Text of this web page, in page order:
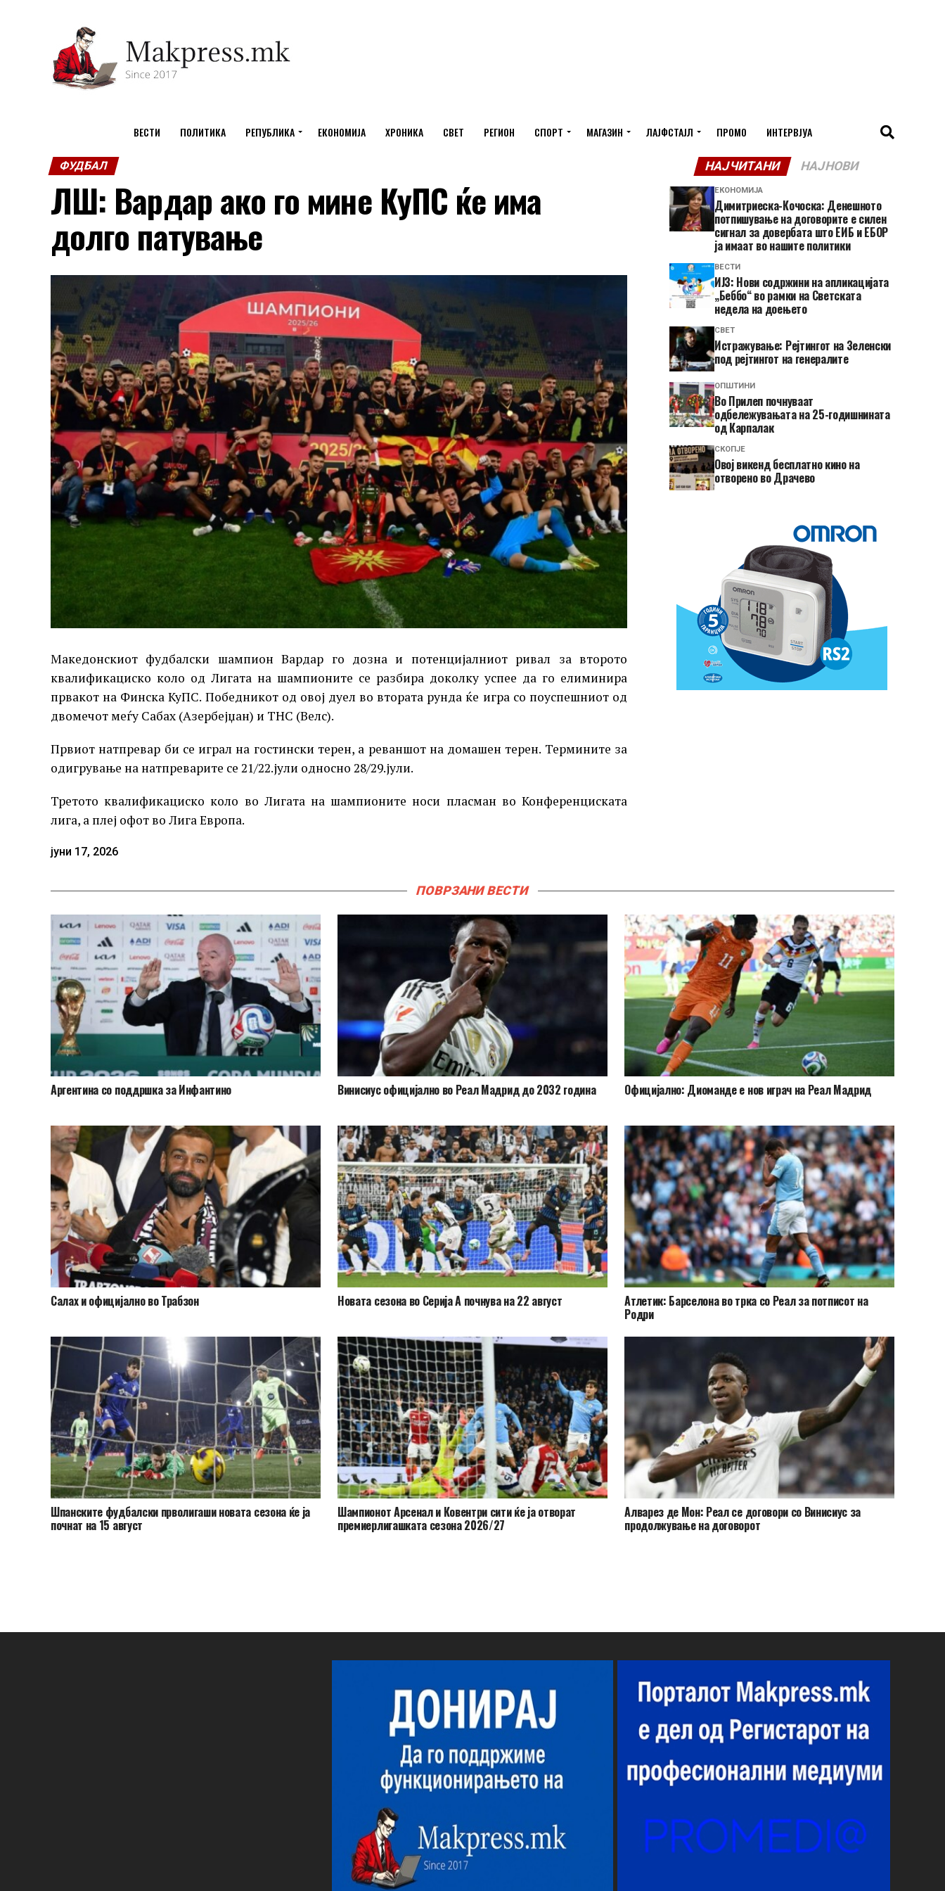
ВЕСТИ ПОЛИТИКА РЕПУБЛИКА ЕКОНОМИЈА ХРОНИКА СВЕТ РЕГИОН СПОРТ МАГАЗИН ЛАЈФСТАЈЛ ПРОМО ИНТЕРВЈУА
ФУДБАЛ
ЛШ: Вардар ако го мине КуПС ќе има
долго патување
Македонскиот фудбалски шампион Вардар го дозна и потенцијалниот ривал за второто
квалификациско коло од Лигата на шампионите се разбира доколку успее да го елиминира
првакот на Финска КуПС. Победникот од овој дуел во втората рунда ќе игра со поуспешниот од
двомечот меѓу Сабах (Азербејџан) и ТНС (Велс).
Првиот натпревар би се играл на гостински терен, а реваншот на домашен терен. Термините за
одигрување на натпреварите се 21/22.јули односно 28/29.јули.
Третото квалификациско коло во Лигата на шампионите носи пласман во Конференциската
лига, а плеј офот во Лига Европа.
јуни 17, 2026
НАЈЧИТАНИ НАЈНОВИ
ЕКОНОМИЈА
Димитриеска-Кочоска: Денешното
потпишување на договорите е силен
сигнал за довербата што ЕИБ и ЕБОР
ја имаат во нашите политики
ВЕСТИ
ИЈЗ: Нови содржини на апликацијата
„Беббо“ во рамки на Светската
недела на доењето
СВЕТ
Истражување: Рејтингот на Зеленски
под рејтингот на генералите
ОПШТИНИ
Во Прилеп почнуваат
одбележувањата на 25-годишнината
од Карпалак
СКОПЈЕ
​Овој викенд бесплатно кино на
отворено во Драчево
ПОВРЗАНИ ВЕСТИ
Аргентина со поддршка за Инфантино Винисиус официјално во Реал Мадрид до 2032 година Официјално: Диоманде е нов играч на Реал Мадрид
Салах и официјално во Трабзон Новата сезона во Серија А почнува на 22 август Атлетик: Барселона во трка со Реал за потписот на
Родри
Шпанските фудбалски прволигаши новата сезона ќе ја
почнат на 15 август
Шампионот Арсенал и Ковентри сити ќе ја отворат
премиерлигашката сезона 2026/27
Алварез де Мон: Реал се договори со Винисиус за
продолжување на договорот